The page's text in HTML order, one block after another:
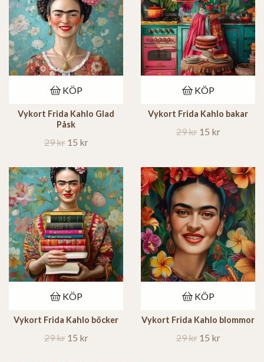
KÖP
Vykort Frida Kahlo Glad
Påsk
29 kr 15 kr
KÖP
Vykort Frida Kahlo bakar
29 kr 15 kr
KÖP
Vykort Frida Kahlo böcker
29 kr 15 kr
KÖP
Vykort Frida Kahlo blommor
29 kr 15 kr